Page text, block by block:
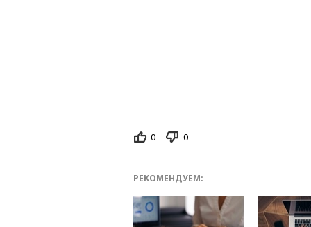
0 0
РЕКОМЕНДУЕМ: